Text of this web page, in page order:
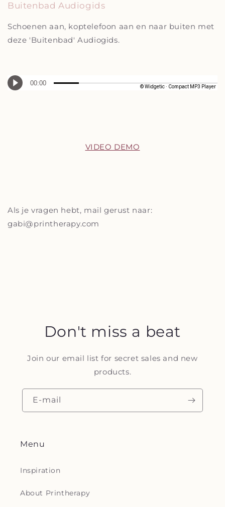
Buitenbad Audiogids
Schoenen aan, koptelefoon aan en naar buiten met
deze 'Buitenbad' Audiogids.
VIDEO DEMO
Als je vragen hebt, mail gerust naar:
gabi@printherapy.com
Don't miss a beat
Join our email list for secret sales and new
products.
E-mail
Menu
Inspiration
About Printherapy